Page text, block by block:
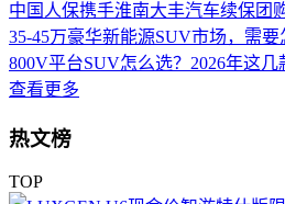
中国人保携手淮南大丰汽车续保团
35-45万豪华新能源SUV市场，需
800V平台SUV怎么选？2026年这
查看更多
热文榜
TOP